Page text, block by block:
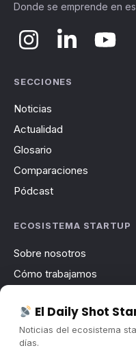
Donde se emprende en
SECCIONES
Noticias
Actualidad
Glosario
Comparaciones
Pódcast
ECOSISTEMA STARTUP
Sobre nosotros
Cómo trabajamos
Contacto
Publicidad
El Daily Shot
Noticias del ecosistema
días.